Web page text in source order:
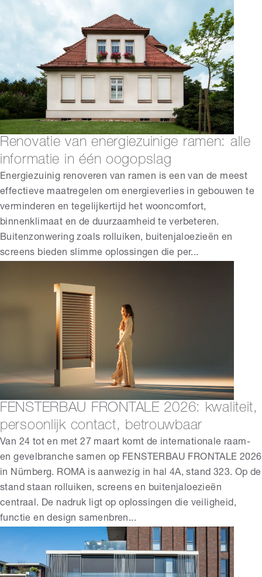
Renovatie van energiezuinige ramen: alle
informatie in één oogopslag
Energiezuinig renoveren van ramen is een van de meest
effectieve maatregelen om energieverlies in gebouwen te
verminderen en tegelijkertijd het wooncomfort,
binnenklimaat en de duurzaamheid te verbeteren.
Buitenzonwering zoals rolluiken, buitenjaloezieën en
screens bieden slimme oplossingen die per...
FENSTERBAU FRONTALE 2026: kwaliteit,
persoonlijk contact, betrouwbaar
Van 24 tot en met 27 maart komt de internationale raam-
en gevelbranche samen op FENSTERBAU FRONTALE 2026
in Nürnberg. ROMA is aanwezig in hal 4A, stand 323. Op de
stand staan rolluiken, screens en buitenjaloezieën
centraal. De nadruk ligt op oplossingen die veiligheid,
functie en design samenbren...